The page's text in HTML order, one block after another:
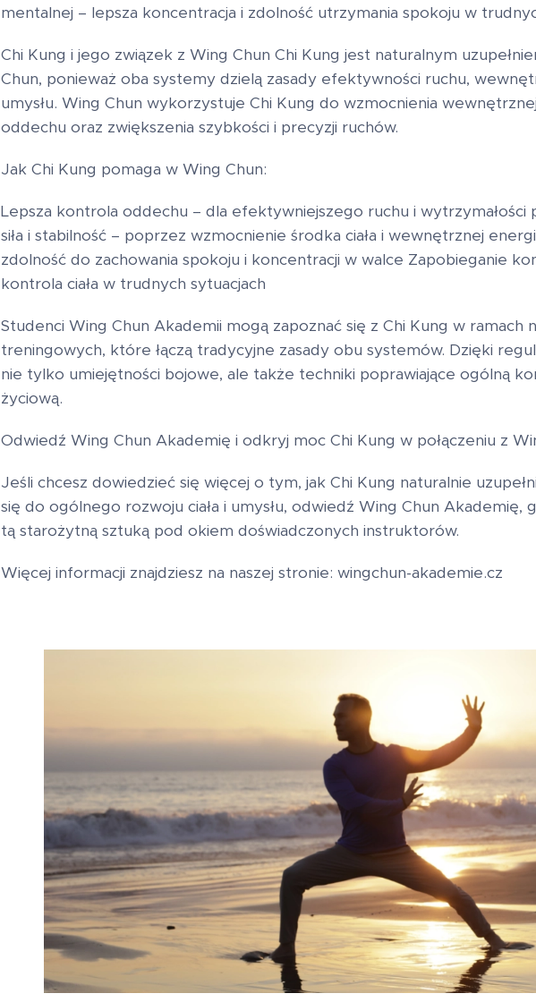
mentalnej – lepsza koncentracja i zdolność utrzymania spokoju w
Chi Kung i jego związek z Wing Chun Chi Kung jest naturalnym
Chun, ponieważ oba systemy dzielą zasady efektywności ruchu,
umysłu. Wing Chun wykorzystuje Chi Kung do wzmocnienia
oddechu oraz zwiększenia szybkości i precyzji ruchów.
Jak Chi Kung pomaga w Wing Chun:
Lepsza kontrola oddechu – dla efektywniejszego ruchu i wytrzymałości
siła i stabilność – poprzez wzmocnienie środka ciała i wewnętrznej
zdolność do zachowania spokoju i koncentracji w walce Zapobieganie
kontrola ciała w trudnych sytuacjach
Studenci Wing Chun Akademii mogą zapoznać się z Chi Kung w ramach
treningowych, które łączą tradycyjne zasady obu systemów. Dzięki
nie tylko umiejętności bojowe, ale także techniki poprawiające ogólną
życiową.
Odwiedź Wing Chun Akademię i odkryj moc Chi Kung w połączeniu z
Jeśli chcesz dowiedzieć się więcej o tym, jak Chi Kung naturalnie
się do ogólnego rozwoju ciała i umysłu, odwiedź Wing Chun Akademię,
tą starożytną sztuką pod okiem doświadczonych instruktorów.
Więcej informacji znajdziesz na naszej stronie: wingchun-akademie.cz